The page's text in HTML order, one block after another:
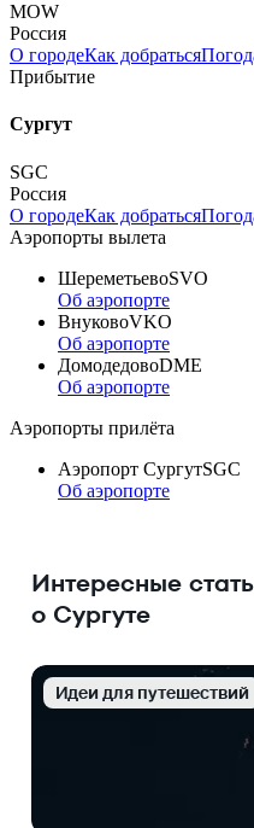
MOW
Россия
О городеКак добраться
Прибытие
Сургут
SGC
Россия
О городеКак добраться
Аэропорты вылета
ШереметьевоSVO
Об аэропорте
ВнуковоVKO
Об аэропорте
ДомодедовоDME
Об аэропорте
Аэропорты прилёта
Аэропорт СургутSGC
Об аэропорте
Интересные
о Сургуте
Идеи для путешествий